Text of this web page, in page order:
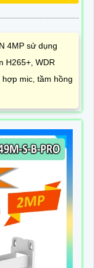
4MP sử dụng
H265+, WDR
mic, tầm hồng